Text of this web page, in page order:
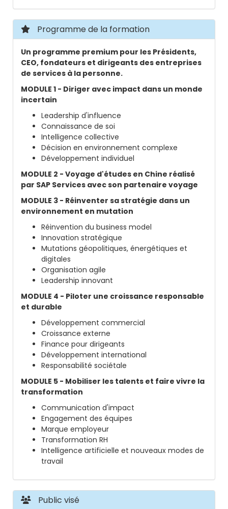
Programme de la formation
Un programme premium pour les Présidents,
CEO, fondateurs et dirigeants des entreprises
de services à la personne.
MODULE 1 - Diriger avec impact dans un monde
incertain
Leadership d'influence
Connaissance de soi
Intelligence collective
Décision en environnement complexe
Développement individuel
MODULE 2 - Voyage d'études en Chine réalisé
par SAP Services avec son partenaire voyage
MODULE 3 - Réinventer sa stratégie dans un
environnement en mutation
Réinvention du business model
Innovation stratégique
Mutations géopolitiques, énergétiques et
digitales
Organisation agile
Leadership innovant
MODULE 4 - Piloter une croissance responsable
et durable
Développement commercial
Croissance externe
Finance pour dirigeants
Développement international
Responsabilité sociétale
MODULE 5 - Mobiliser les talents et faire vivre la
transformation
Communication d'impact
Engagement des équipes
Marque employeur
Transformation RH
Intelligence artificielle et nouveaux modes de
travail
Public visé